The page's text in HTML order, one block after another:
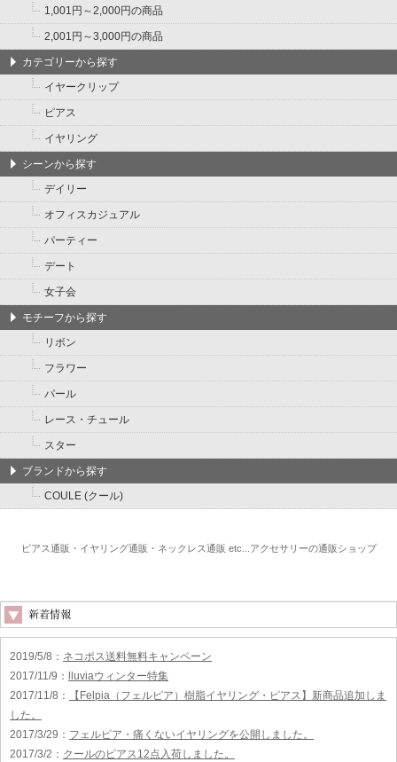
1,001円～2,000円の商品
2,001円～3,000円の商品
カテゴリーから探す
イヤークリップ
ピアス
イヤリング
シーンから探す
デイリー
オフィスカジュアル
パーティー
デート
女子会
モチーフから探す
リボン
フラワー
パール
レース・チュール
スター
ブランドから探す
COULE (クール)
ピアス通販・イヤリング通販・ネックレス通販 etc...アクセサリーの通販ショップ
2019/5/8 ： ネコポス送料無料キャンペーン
2017/11/9 ：
lluviaウィンター特集
2017/11/8 ：
【Felpia（フェルピア）樹脂イヤリング・ピアス】新商品追加しま
した。
2017/3/29 ： フェルピア・痛くないイヤリングを公開しました。
2017/3/2 ： クールのピアス12点入荷しました。